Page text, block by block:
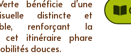
bénéficie d’une
distincte et
renforçant la
cet itinéraire phare
douces.